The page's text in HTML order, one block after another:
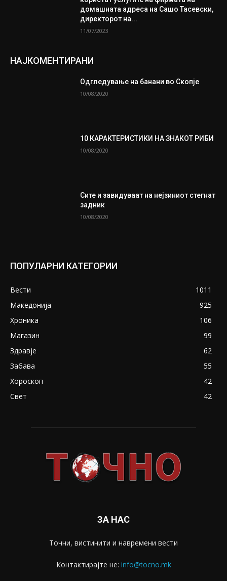
домашната адреса на Сашо Тасевски,
директорот на...
11/07/2023
НАЈКОМЕНТИРАНИ
Одгледување на банани во Скопје
10/08/2020
10 КАРАКТЕРИСТИКИ НА ЗНАКОТ РИБИ
10/08/2020
Сите и завидуваат на нејзиниот стегнат
задник
10/08/2020
ПОПУЛАРНИ КАТЕГОРИИ
Вести
1011
Македонија
925
Хроника
106
Магазин
99
Здравје
62
Забава
55
Хороскоп
42
Свет
42
ЗА НАС
Точни, вистинити и навремени вести
Контактирајте не: info@tocno.mk